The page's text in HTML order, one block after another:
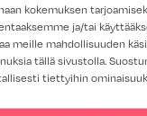
kokemuksen
ja/tai
meille mahdollisuuden
tällä sivustolla.
tiettyihin